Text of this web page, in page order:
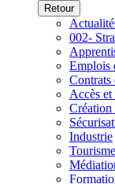
Retour
002-
Emplois
Contrats
Accès et
Création
Industrie